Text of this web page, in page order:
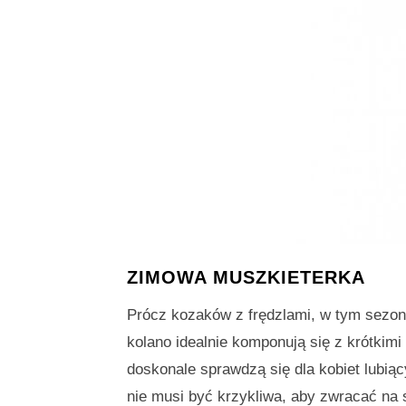
ZIMOWA MUSZKIETERKA
Prócz kozaków z frędzlami, w tym
kolano idealnie komponują się z
doskonale sprawdzą się dla kobiet
nie musi być krzykliwa, aby zwracać na